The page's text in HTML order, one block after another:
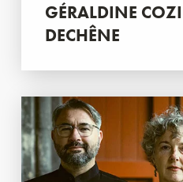
GÉRALDINE
DECHÊNE